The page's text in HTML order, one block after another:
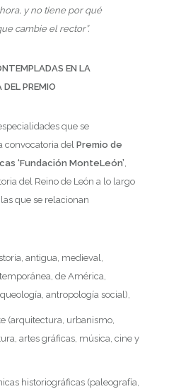
y no tiene por qué
cambie el rector”.
EN LA
PREMIO
que se
convocatoria del Premio de
‘Fundación MonteLeón’,
del Reino de León a lo largo
que se relacionan
antigua, medieval,
de América,
antropología social),
(arquitectura, urbanismo,
artes gráficas, música, cine y
historiográficas (paleografía,